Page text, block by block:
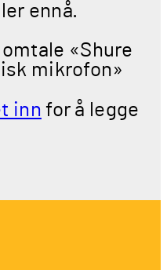
ennå.
«Shure
mikrofon»
inn for å legge